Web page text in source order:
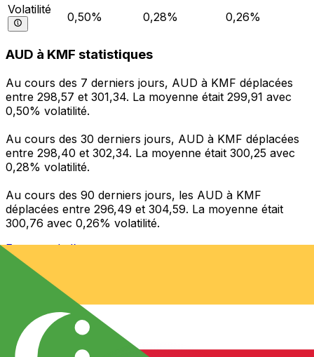
Volatilité
0,50% 0,28% 0,26%
AUD à KMF statistiques
Au cours des 7 derniers jours, AUD à KMF déplacées
entre 298,57 et 301,34. La moyenne était 299,91 avec
0,50% volatilité.
Au cours des 30 derniers jours, AUD à KMF déplacées
entre 298,40 et 302,34. La moyenne était 300,25 avec
0,28% volatilité.
Au cours des 90 derniers jours, les AUD à KMF
déplacées entre 296,49 et 304,59. La moyenne était
300,76 avec 0,26% volatilité.
Envoyer de l’argent
Gérez votre argent et vos devises lorsque vous
êtes en déplacement
L'application Xe réunit toutes les fonctionnalités
nécessaires pour vos transferts d'argent internationaux
et la gestion de vos devises. Convertissez des devises,